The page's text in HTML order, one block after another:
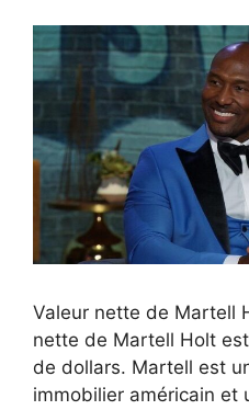
Valeur nette de Martell
nette de Martell Holt
de dollars. Martell est
immobilier américain et